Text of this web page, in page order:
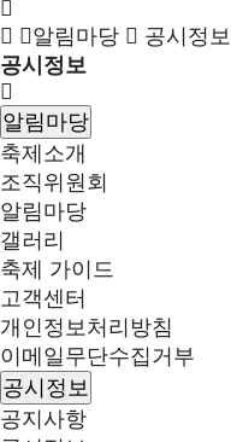
알림마당
공시정보
공시정보
알림마당
축제소개
조직위원회
알림마당
갤러리
축제 가이드
고객센터
개인정보처리방침
이메일무단수집거부
공시정보
공지사항